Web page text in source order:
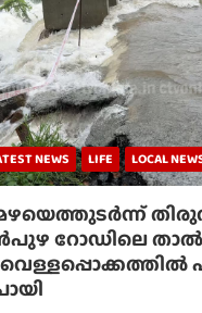
NEWS LIFE LOCAL
റോഡിലെ
വെള്ളപ്പൊക്കത്തിൽ